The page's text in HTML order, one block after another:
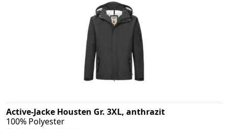
Active-Jacke Housten Gr. 3XL, anthrazit
100% Polyester